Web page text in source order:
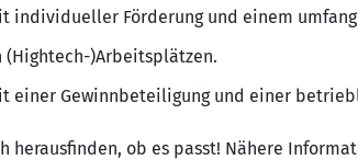
individueller Förderung und einem
)Arbeitsplätzen.
einer Gewinnbeteiligung und einer
ob es passt! Nähere